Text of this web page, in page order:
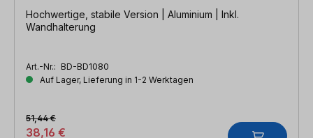
Hochwertige, stabile Version | Aluminium | Inkl.
Wandhalterung
Art.-Nr.: BD-BD1080
Auf Lager, Lieferung in 1-2 Werktagen
38,16 €
51,44 €